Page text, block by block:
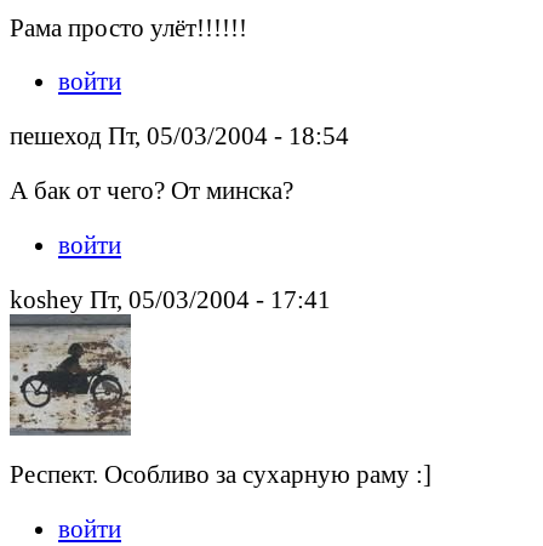
Рама просто улёт!!!!!!
войти
пешеход Пт, 05/03/2004 - 18:54
А бак от чего? От минска?
войти
koshey Пт, 05/03/2004 - 17:41
Респект. Особливо за сухарную раму :]
войти